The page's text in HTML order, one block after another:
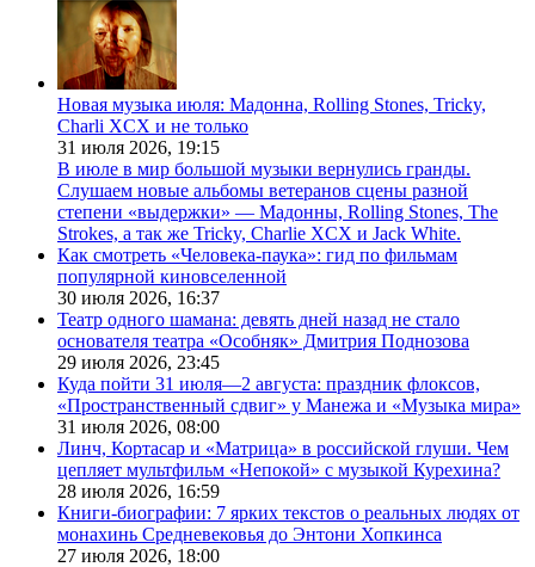
Новая музыка июля: Мадонна, Rolling Stones, Tricky,
Charli XCX и не только
31 июля 2026, 19:15
В июле в мир большой музыки вернулись гранды.
Слушаем новые альбомы ветеранов сцены разной
степени «выдержки» — Мадонны, Rolling Stones, The
Strokes, а так же Tricky, Charlie XCX и Jack White.
Как смотреть «Человека-паука»: гид по фильмам
популярной киновселенной
30 июля 2026, 16:37
Театр одного шамана: девять дней назад не стало
основателя театра «Особняк» Дмитрия Поднозова
29 июля 2026, 23:45
Куда пойти 31 июля—2 августа: праздник флоксов,
«Пространственный сдвиг» у Манежа и «Музыка мира»
31 июля 2026, 08:00
Линч, Кортасар и «Матрица» в российской глуши. Чем
цепляет мультфильм «Непокой» с музыкой Курехина?
28 июля 2026, 16:59
Книги-биографии: 7 ярких текстов о реальных людях от
монахинь Средневековья до Энтони Хопкинса
27 июля 2026, 18:00